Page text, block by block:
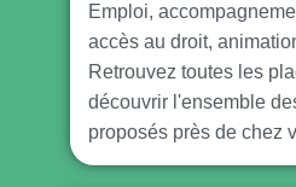
Emploi,
accès au droit,
Retrouvez toutes les
découvrir l'ensemble
proposés près de chez